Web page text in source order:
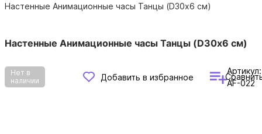
Настенные Анимационные часы Танцы (D30х6 см)
Настенные Анимационные часы Танцы (D30х6 см)
Нет в
наличии
Добавить в избранное
Артикул:
AF-022